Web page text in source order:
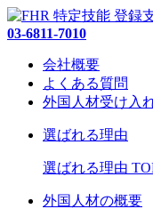
03-6811-7010
会社概要
よくある質問
外国人材受け入
選ばれる理由
選ばれる理由
外国人材の概要